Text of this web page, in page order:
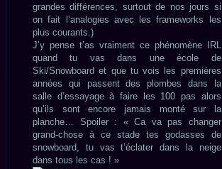
grandes différences, surtout de nos jours si
on fait l’analogies avec les frameworks les
plus courants.)
J’y pense t’as vraiment ce phénomène IRL
quand tu vas dans une école de
Ski/Snowboard et que tu vois les premières
années qui passent des plombes dans la
salle d’essayage à faire les 100 pas alors
qu’ils sont encore jamais monté sur la
planche… Spoiler : « Ca va pas changer
grand-chose à ce stade tes godasses de
snowboard, tu vas t’éclater dans la neige
dans tous les cas ! »